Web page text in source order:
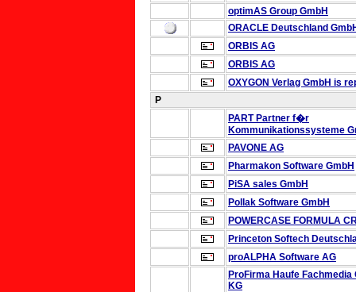
optimAS Group GmbH
ORACLE Deutschland
ORBIS AG
ORBIS AG
OXYGON Verlag GmbH is
P
PART Partner f�r
Kommunikationssysteme
PAVONE AG
Pharmakon Software GmbH
PiSA sales GmbH
Pollak Software GmbH
POWERCASE FORMULA
Princeton Softech
proALPHA Software AG
ProFirma Haufe Fachmedia
KG